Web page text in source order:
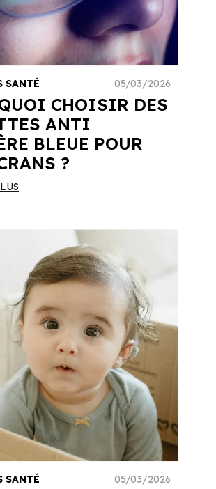
CHOISIR DES
ANTI
BLEUE POUR
?
SANTÉ 05/03/2026
SANTÉ 05/03/2026